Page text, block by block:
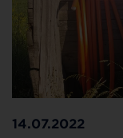
14.07.2022